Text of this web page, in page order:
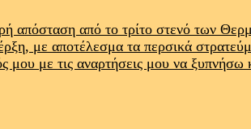
απόσταση από το τρίτο στενό των
με αποτέλεσμα τα περσικά
με τις αναρτήσεις μου να